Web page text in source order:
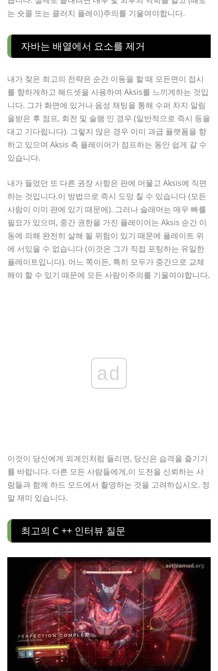
는 숏콜 또는 클러치 플레이)주의를 기울여야합니다.
자바는 배열에서 요소를 제거
내가 찾은 최고의 전략은 순간 이동을 할 때 모든면이 접시
를 향하게하고 헤드셋을 사용하여 Aksis를 느끼게하는 것입
니다. 그가 화면에 있거나 음성 채팅을 통해 수퍼 차지 알림
을받은 후 점프, 회전 및 슬램 인 경우 (일반적으로 즉시 등을
대고 기다립니다). 그렇지 않은 경우 이미 과급 플랫폼을 향
하고 있으며 Aksis 측 플레이어가 점프하는 동안 쉽게 갈 수
있습니다.
내가 들었던 또 다른 권장 사항은 판에 머물고 Aksis에 직면
하는 것입니다.이 방법으로 즉시 도망 칠 수 있습니다 (모든
사람이 이미 판에 있기 때문에). 그러나 슬래머는 매우 빠를
필요가 있으며, 중간 권한을 가진 플레이어는 Aksis 순간 이
동에 의해 완전히 살해 될 위험이 있기 때문에 플레이트 위
에 서있을 수 없습니다 (이것은 그가 직접 포팅하는 유일한
플레이트입니다). 어느 쪽이든, 특히 모두가 중간으로 교체
해야 할 수 있기 때문에 모든 사람이주의를 기울여야합니다.
ad
이것이 당신에게 외계인처럼 들리면, 당신은 습격을 즐기기
를 바랍니다. 다른 모든 사람들에게,이 도전을 신뢰하는 사
람들과 함께 하드 모드에서 촬영하는 것을 고려하십시오. 정
말 재미 있습니다.
최고의 C ++ 인터뷰 질문